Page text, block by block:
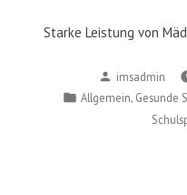
Starke Leistung von
Posted
by
imsadmin
Posted
Allgemein Gesunde